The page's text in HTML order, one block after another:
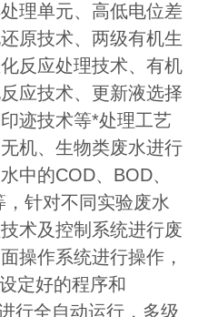
理单元、高低电位差
原技术、两级有机生
反应处理技术、有机
应技术、更新液选择
迹技术等*处理工艺
机、生物类废水进行
中的COD、BOD、
针对不同实验废水
术及控制系统进行废
操作系统进行操作，
定好的程序和
行全自动运行，多级